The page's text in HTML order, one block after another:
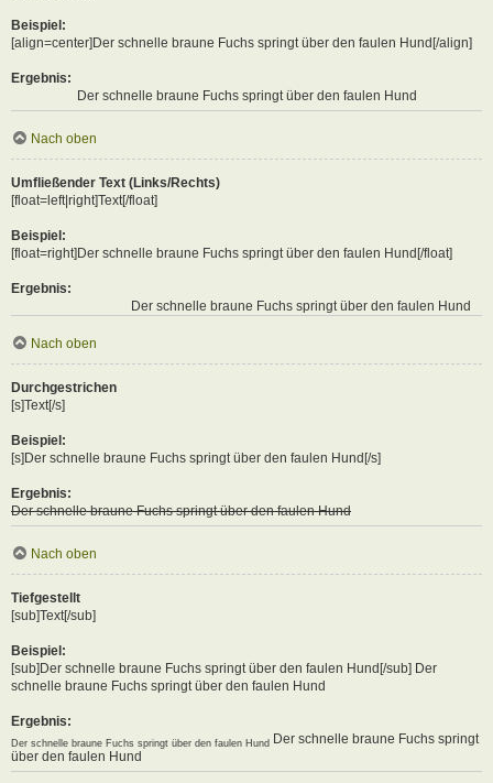
Beispiel:
[align=center]Der schnelle braune Fuchs springt über den faulen Hund[/align]
Ergebnis:
Der schnelle braune Fuchs springt über den faulen Hund
Nach oben
Umfließender Text (Links/Rechts)
[float=left|right]Text[/float]
Beispiel:
[float=right]Der schnelle braune Fuchs springt über den faulen Hund[/float]
Ergebnis:
Der schnelle braune Fuchs springt über den faulen Hund
Nach oben
Durchgestrichen
[s]Text[/s]
Beispiel:
[s]Der schnelle braune Fuchs springt über den faulen Hund[/s]
Ergebnis:
Der schnelle braune Fuchs springt über den faulen Hund
Nach oben
Tiefgestellt
[sub]Text[/sub]
Beispiel:
[sub]Der schnelle braune Fuchs springt über den faulen Hund[/sub] Der
schnelle braune Fuchs springt über den faulen Hund
Ergebnis:
Der schnelle braune Fuchs springt über den faulen Hund Der schnelle braune Fuchs springt
über den faulen Hund